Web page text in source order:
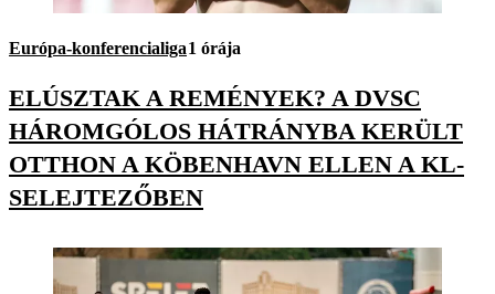
Európa-konferencialiga1 órája
ELÚSZTAK A REMÉNYEK? A DVSC
HÁROMGÓLOS HÁTRÁNYBA KERÜLT
OTTHON A KÖBENHAVN ELLEN A KL-
SELEJTEZŐBEN